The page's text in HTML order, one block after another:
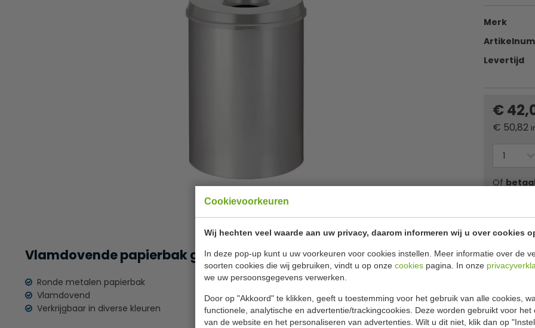
Cookievoorkeuren
Wij hechten veel waarde aan uw privacy, daarom informeren wij u over cookies
In deze pop-up kunt u uw voorkeuren voor cookies instellen. Meer informatie over de
soorten cookies die wij gebruiken, vindt u op onze cookies pagina. In onze
we uw persoonsgegevens verwerken.
Door op "Akkoord" te klikken, geeft u toestemming voor het gebruik van alle cookies,
functionele, analytische en advertentie/trackingcookies. Deze worden gebruikt voor het
van de website en het personaliseren van advertenties. Wilt u dit niet, klik dan op
Merk
Levertijd
€
€ 50,82
Of
✔ Gratis
Vlamdovende papierbak grijs 30 liter H 47 x Ø 33,5 cm
Ronde metalen papierbak
Vlamdovend
Verkrijgbaar in diverse kleuren